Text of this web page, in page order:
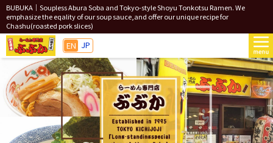
BUBUKA｜Soupless Abura Soba and Tokyo-style Shoyu Tonkotsu Ramen. We
emphasize the eqality of our soup sauce,and offer our unique recipe for
Chashu(roasted pork slices)
EN JP